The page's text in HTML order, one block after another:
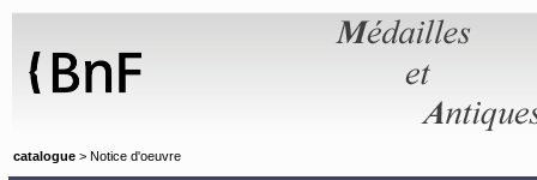
catalogue > Notice d'oeuvre